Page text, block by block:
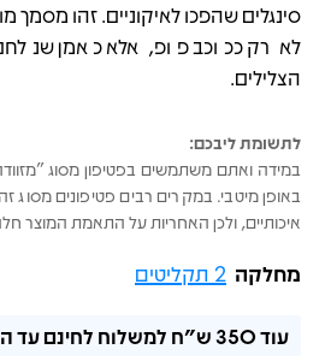
סינגלים שהפכו לאיקוניים. זהו מסמך
לא רק ככוכב פופ, אלא כאמן
הצלילים.
לתשומת ליבכם:
במידה ואתם משתמשים בפטיפון מסוג
באופן מיטבי. במקרים רבים פטיפונים מסוג
איכותיים, ולכן האחריות על התאמת המוצר
מחלקה 2 תקליטים
עוד350 ש"ח למשלוח לחינם עד